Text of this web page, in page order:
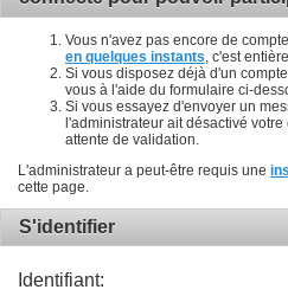
Vous n'avez pas encore de
en quelques instants , c'est
Si vous disposez déjà d'un
vous à l'aide du formulaire ci-
Si vous essayez d'envoyer un
l'administrateur ait désactivé
attente de validation.
L'administrateur a peut-être requis une
cette page.
S'identifier
Identifiant: